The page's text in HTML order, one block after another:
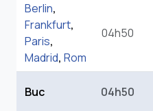
Berlin,
Frankfurt,
Paris,
Madrid, Rom
04h50
Buc 04h50